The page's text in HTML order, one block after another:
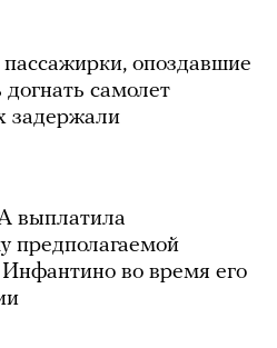
опоздавшие
самолет
задержали
выплатила
предполагаемой
во время его